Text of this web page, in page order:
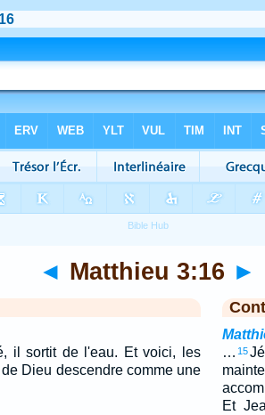
◄ Matthieu 3:16 ►
il sortit de l'eau. Et voici, les
Dieu descendre comme une
… 15
Et